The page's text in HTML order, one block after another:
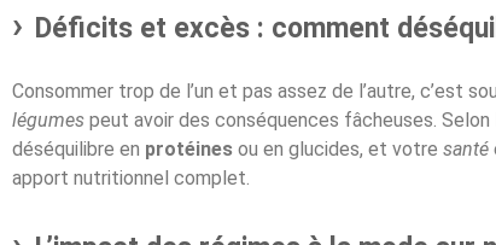
Déficits et excès : comment
Consommer trop de l’un et pas assez de l’autre, c’est
légumes peut avoir des conséquences fâcheuses.
déséquilibre en protéines ou en glucides, et votre santé
apport nutritionnel complet.